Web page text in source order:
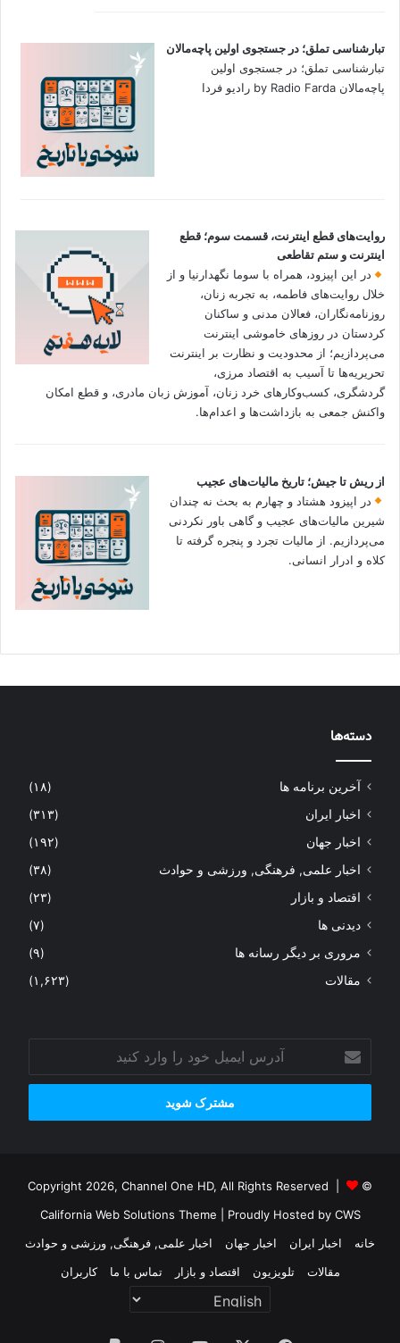
تبارشناسی تملق؛ در جستجوی اولین‌ پاچه‌مالان
تبارشناسی تملق؛ در جستجوی اولین‌
پاچه‌مالان by Radio Farda رادیو فردا
روایت‌های قطع اینترنت، قسمت سوم؛ قطع
اینترنت و ستم تقاطعی
در این اپیزود، همراه با سوما نگهدارنیا و از
خلال روایت‌های فاطمه، به تجربه زنان،
روزنامه‌نگاران، فعالان مدنی و ساکنان
کردستان در روزهای خاموشی اینترنت
می‌پردازیم؛ از محدودیت و نظارت بر اینترنت
تحریریه‌ها تا آسیب به اقتصاد مرزی،
گردشگری، کسب‌وکارهای خرد زنان، آموزش زبان مادری، و قطع امکان
واکنش جمعی به بازداشت‌ها و اعدام‌ها.
از ریش تا جیش؛ تاریخ مالیات‌های عجیب
در اپیزود هشتاد و چهارم به بحث نه چندان
شیرین مالیات‌های عجیب و گاهی باور نکردنی‌
می‌پردازیم. از مالیات تجرد و پنجره گرفته تا
کلاه و ادرار انسانی.
دسته‌ها
آخرین برنامه ها
(۱۸)
اخبار ایران
(۳۱۳)
اخبار جهان
(۱۹۲)
اخبار علمی, فرهنگی, ورزشی و حوادث
(۳۸)
اقتصاد و بازار
(۲۳)
دیدنی ها
(۷)
مروری بر دیگر رسانه ها
(۹)
مقالات
(۱,۶۲۳)
آدرس
ایمیل
خود
وارد
© Copyright 2026, Channel One HD, All Rights Reserved |
California Web Solutions Theme | Proudly Hosted by CWS
خانه
اخبار ایران اخبار جهان
اخبار علمی, فرهنگی, ورزشی و حوادث
مقالات
تلویزیون اقتصاد و بازار تماس با ما کاربران